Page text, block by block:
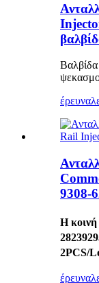
έρευνα
9308-
Η κοινή
2PCS/
έρευνα